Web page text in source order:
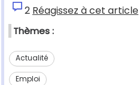
2 Réagissez à cet article
Thèmes :
Actualité
Emploi